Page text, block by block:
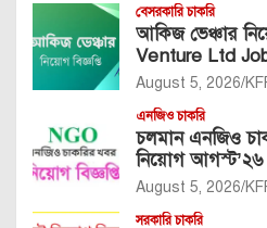
বেসরকারি চাকরি
আকিজ ভেঞ্চার
Venture Ltd
August 5, 2026
এনজিও চাকরি
চলমান এনজিও
নিয়োগ আগস্ট’২৬
August 5, 2026
সরকারি চাকরি